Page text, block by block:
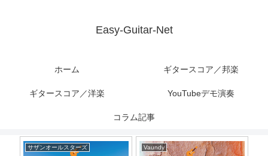
Easy-Guitar-Net
ホーム ギタースコア／邦楽
ギタースコア／洋楽 YouTubeデモ演奏
コラム記事
サザンオールスターズ Vaundy